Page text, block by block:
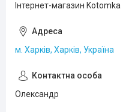
Інтернет-магазин Kotomka
м. Харків, Харків, Україна
Олександр